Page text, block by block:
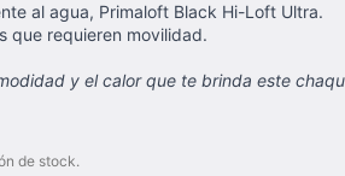
al agua, Primaloft Black Hi-Loft Ultra.
que requieren movilidad.
y el calor que te brinda este
de stock.